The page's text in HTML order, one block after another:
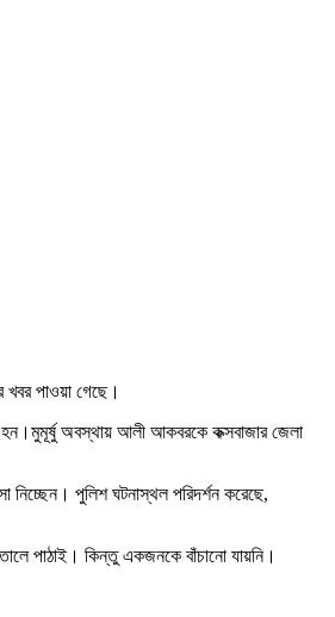
খবর পাওয়া গেছে।
হন।মুমূর্ষু অবস্থায় আলী আকবরকে কক্সবাজার জেলা
নিচ্ছেন। পুলিশ ঘটনাস্থল পরিদর্শন করেছে,
পাঠাই। কিন্তু একজনকে বাঁচানো যায়নি।